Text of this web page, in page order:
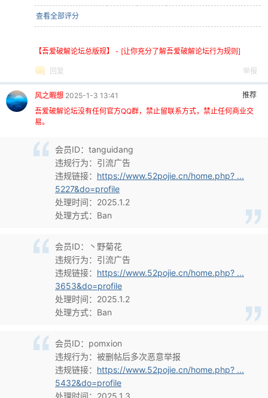
查看全部评分
【吾爱破解论坛总版规】 - [让你充分了解吾爱破解论坛行为规则]
回复 举报
推荐
风之暇想 2025-1-3 13:41
吾爱破解论坛没有任何官方QQ群，禁止留联系方式，禁止任何商业交
易。
会员ID：tanguidang
违规行为：引流广告
违规链接： https://www.52pojie.cn/home.php? ...
5227&do=profile
处理时间：2025.1.2
处理方式：Ban
会员ID：丶野菊花
违规行为：引流广告
违规链接： https://www.52pojie.cn/home.php? ...
3653&do=profile
处理时间：2025.1.2
处理方式：Ban
会员ID：pomxion
违规行为：被删帖后多次恶意举报
违规链接： https://www.52pojie.cn/home.php? ...
5432&do=profile
处理时间：2025.1.3